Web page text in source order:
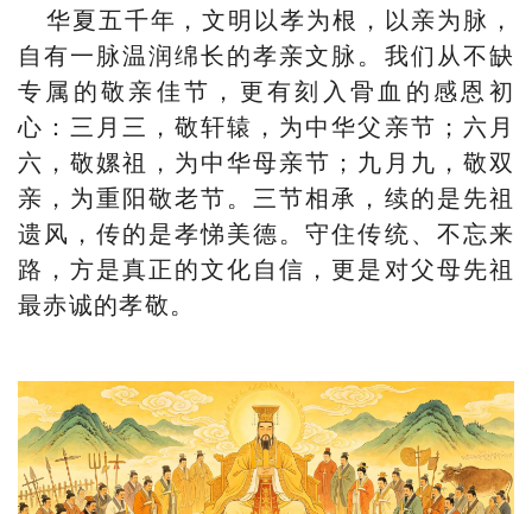
华夏五千年，文明以孝为根，以亲为脉，
自有一脉温润绵长的孝亲文脉。我们从不缺
专属的敬亲佳节，更有刻入骨血的感恩初
心：三月三，敬轩辕，为中华父亲节；六月
六，敬嫘祖，为中华母亲节；九月九，敬双
亲，为重阳敬老节。三节相承，续的是先祖
遗风，传的是孝悌美德。守住传统、不忘来
路，方是真正的文化自信，更是对父母先祖
最赤诚的孝敬。